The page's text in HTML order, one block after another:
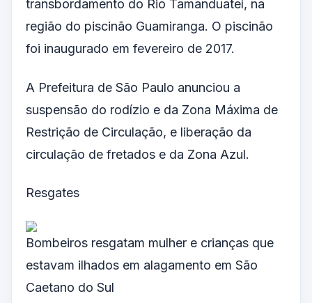
transbordamento do Rio Tamanduateí, na
região do piscinão Guamiranga. O piscinão
foi inaugurado em fevereiro de 2017.
A Prefeitura de São Paulo anunciou a
suspensão do rodízio e da Zona Máxima de
Restrição de Circulação, e liberação da
circulação de fretados e da Zona Azul.
Resgates
Bombeiros resgatam mulher e crianças que
estavam ilhados em alagamento em São
Caetano do Sul